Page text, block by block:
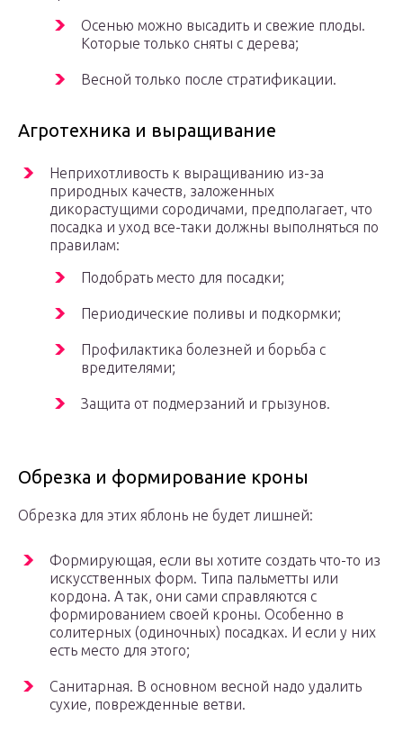
Осенью можно высадить и свежие плоды.
Которые только сняты с дерева;
Весной только после стратификации.
Агротехника и выращивание
Неприхотливость к выращиванию из-за
природных качеств, заложенных
дикорастущими сородичами, предполагает, что
посадка и уход все-таки должны выполняться по
правилам:
Подобрать место для посадки;
Периодические поливы и подкормки;
Профилактика болезней и борьба с
вредителями;
Защита от подмерзаний и грызунов.
Обрезка и формирование кроны
Обрезка для этих яблонь не будет лишней:
Формирующая, если вы хотите создать что-то из
искусственных форм. Типа пальметты или
кордона. А так, они сами справляются с
формированием своей кроны. Особенно в
солитерных (одиночных) посадках. И если у них
есть место для этого;
Санитарная. В основном весной надо удалить
сухие, поврежденные ветви.